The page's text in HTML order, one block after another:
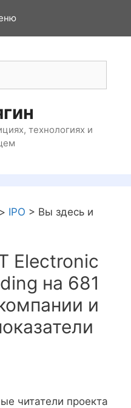
технологиях и
> IPO > Вы здесь и
Electronic
на 681
и
читатели проекта